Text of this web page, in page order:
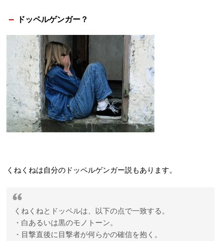
ドッペルゲンガー？
くねくねは自分のドッペルゲンガー説もあります。
くねくねとドッペルは、以下の点で一致する。
・白あるいは黒のモノトーン。
・目撃直後に目撃者が何らかの確信を抱く。